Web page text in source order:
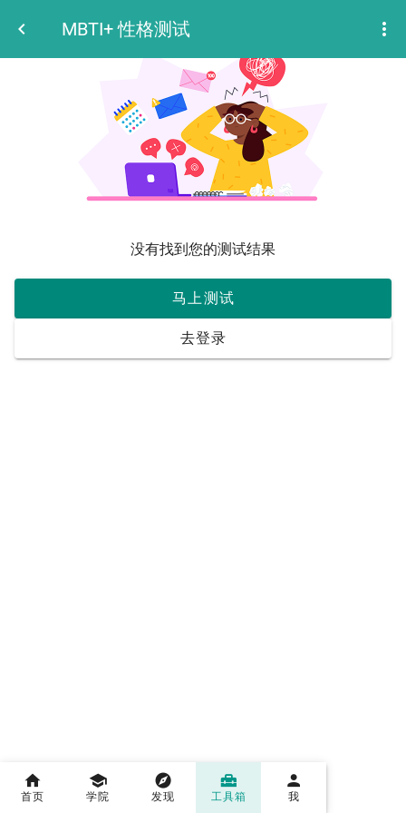
MBTI+ 性格测试
没有找到您的测试结果
马上测试
去登录
首页 学院 发现 工具箱 我